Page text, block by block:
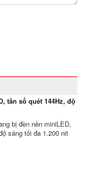
tần số quét 144Hz, độ
bị đèn nền miniLED,
sáng tối đa 1.200 nit